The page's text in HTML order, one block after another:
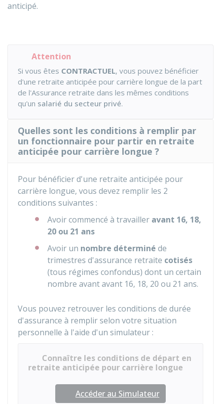
anticipé.
Attention
Si vous êtes CONTRACTUEL, vous pouvez bénéficier
d'une retraite anticipée pour carrière longue de la part
de l'Assurance retraite dans les mêmes conditions
qu'un salarié du secteur privé.
Quelles sont les conditions à remplir par
un fonctionnaire pour partir en retraite
anticipée pour carrière longue ?
Pour bénéficier d'une retraite anticipée pour
carrière longue, vous devez remplir les 2
conditions suivantes :
Avoir commencé à travailler avant 16, 18,
20 ou 21 ans
Avoir un nombre déterminé de
trimestres d'assurance retraite cotisés
(tous régimes confondus) dont un certain
nombre avant avant 16, 18, 20 ou 21 ans.
Vous pouvez retrouver les conditions de durée
d'assurance à remplir selon votre situation
personnelle à l'aide d'un simulateur :
Connaître les conditions de départ en
retraite anticipée pour carrière longue
Accéder au Simulateur